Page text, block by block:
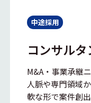
中途採用
コンサル
M&A・事業承継
人脈や専門領域
軟な形で案件創出